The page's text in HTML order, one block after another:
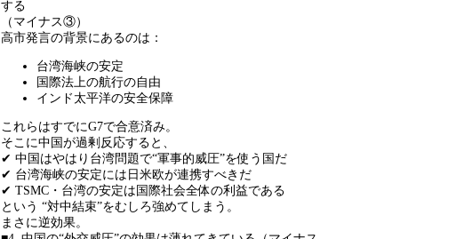
する
（マイナス③）
高市発言の背景にあるのは：
台湾海峡の安定
国際法上の航行の自由
インド太平洋の安全保障
これらはすでにG7で合意済み。
そこに中国が過剰反応すると、
✔ 中国はやはり台湾問題で“軍事的威圧”を使う国だ
✔ 台湾海峡の安定には日米欧が連携すべきだ
✔ TSMC・台湾の安定は国際社会全体の利益である
という “対中結束”をむしろ強めてしまう。
まさに逆効果。